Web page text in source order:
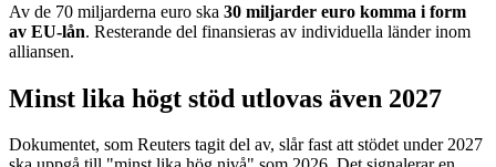
Av de 70 miljarderna euro ska 30 miljarder euro komma i form
av EU-lån. Resterande del finansieras av individuella länder inom
alliansen.
Minst lika högt stöd utlovas även 2027
Dokumentet, som Reuters tagit del av, slår fast att stödet under 2027